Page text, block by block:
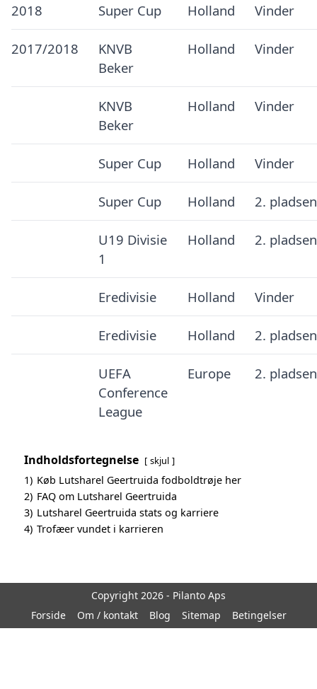
2018 Super Cup Holland Vinder
2017/2018
KNVB
Beker
Holland Vinder
KNVB
Beker
Holland Vinder
Super Cup Holland Vinder
Super Cup Holland 2. pladsen
U19 Divisie
1
Holland 2. pladsen
Eredivisie Holland Vinder
Eredivisie Holland 2. pladsen
UEFA
Conference
League
Europe 2. pladsen
Indholdsfortegnelse skjul
1) Køb Lutsharel Geertruida fodboldtrøje her
2) FAQ om Lutsharel Geertruida
3) Lutsharel Geertruida stats og karriere
4) Trofæer vundet i karrieren
Copyright 2026 - Pilanto Aps
Forside
Om / kontakt Blog Sitemap Betingelser